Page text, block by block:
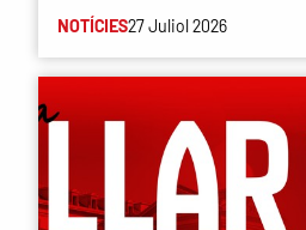
NOTÍCIES27 Juliol 2026